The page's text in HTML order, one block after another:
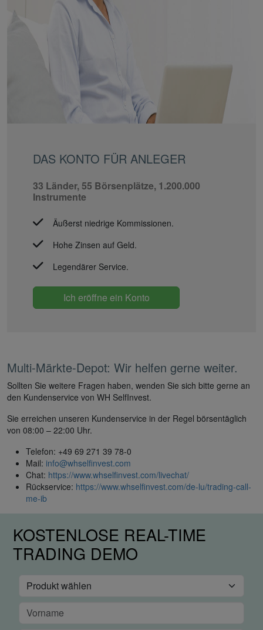
DAS KONTO FÜR ANLEGER
33 Länder, 55 Börsenplätze, 1.200.000
Instrumente
Äußerst niedrige Kommissionen.
Hohe Zinsen auf Geld.
Legendärer Service.
Ich eröffne ein Konto
Multi-Märkte-Depot: Wir helfen gerne weiter.
Sollten Sie weitere Fragen haben, wenden Sie sich bitte gerne an
den Kundenservice von WH SelfInvest.
Sie erreichen unseren Kundenservice in der Regel börsentäglich
von 08:00 – 22:00 Uhr.
Telefon: +49 69 271 39 78-0
Mail: info@whselfinvest.com
Chat: https://www.whselfinvest.com/livechat/
Rückservice: https://www.whselfinvest.com/de-lu/trading-call-
me-ib
KOSTENLOSE REAL-TIME
TRADING DEMO